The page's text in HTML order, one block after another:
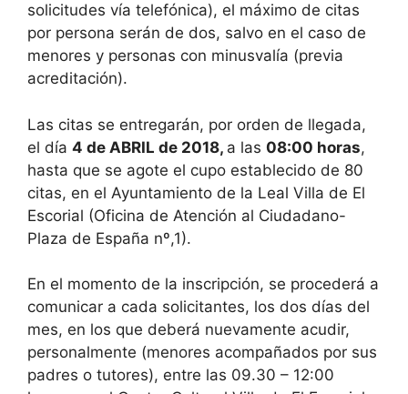
solicitudes vía telefónica), el máximo de citas
por persona serán de dos, salvo en el caso de
menores y personas con minusvalía (previa
acreditación).
Las citas se entregarán, por orden de llegada,
el día 4 de ABRIL de 2018, a las 08:00 horas,
hasta que se agote el cupo establecido de 80
citas, en el Ayuntamiento de la Leal Villa de El
Escorial (Oficina de Atención al Ciudadano-
Plaza de España nº,1).
En el momento de la inscripción, se procederá a
comunicar a cada solicitantes, los dos días del
mes, en los que deberá nuevamente acudir,
personalmente (menores acompañados por sus
padres o tutores), entre las 09.30 – 12:00